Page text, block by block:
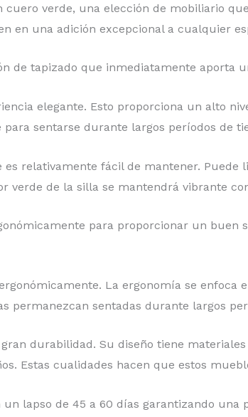
verde, una elección de mobiliario
en una adición excepcional a cualquier
de tapizado que inmediatamente aporta
elegante. Esto proporciona un alto
sentarse durante largos períodos de
relativamente fácil de mantener.
verde de la silla se mantendrá vibrante
para proporcionar un
La ergonomía se
permanezcan sentadas durante largos
durabilidad. Su diseño tiene
Estas cualidades hacen que estos
un lapso de 45 a 60 días garantizando